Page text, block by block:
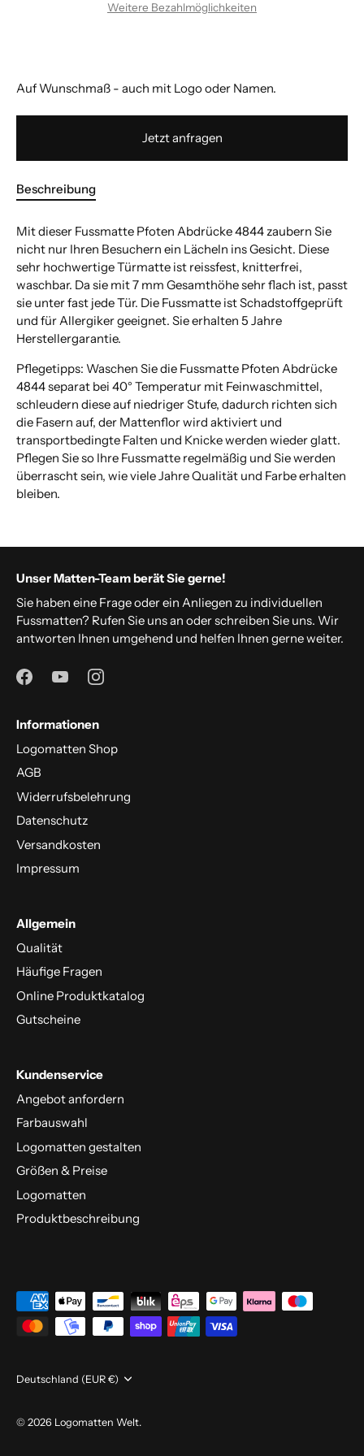
Weitere Bezahlmöglichkeiten
Auf Wunschmaß - auch mit Logo oder Namen.
Jetzt anfragen
Beschreibung
Mit dieser Fussmatte Pfoten Abdrücke 4844 zaubern Sie
nicht nur Ihren Besuchern ein Lächeln ins Gesicht. Diese
sehr hochwertige Türmatte ist reissfest, knitterfrei,
waschbar. Da sie mit 7 mm Gesamthöhe sehr flach ist, passt
sie unter fast jede Tür. Die Fussmatte ist Schadstoffgeprüft
und für Allergiker geeignet. Sie erhalten 5 Jahre
Herstellergarantie.
Pflegetipps: Waschen Sie die Fussmatte Pfoten Abdrücke
4844 separat bei 40° Temperatur mit Feinwaschmittel,
schleudern diese auf niedriger Stufe, dadurch richten sich
die Fasern auf, der Mattenflor wird aktiviert und
transportbedingte Falten und Knicke werden wieder glatt.
Pflegen Sie so Ihre Fussmatte regelmäßig und Sie werden
überrascht sein, wie viele Jahre Qualität und Farbe erhalten
bleiben.
Unser Matten-Team berät Sie gerne!
Sie haben eine Frage oder ein Anliegen zu individuellen
Fussmatten? Rufen Sie uns an oder schreiben Sie uns. Wir
antworten Ihnen umgehend und helfen Ihnen gerne weiter.
Informationen
Logomatten Shop
AGB
Widerrufsbelehrung
Datenschutz
Versandkosten
Impressum
Allgemein
Qualität
Häufige Fragen
Online Produktkatalog
Gutscheine
Kundenservice
Angebot anfordern
Farbauswahl
Logomatten gestalten
Größen & Preise
Logomatten
Produktbeschreibung
Währung
Deutschland (EUR €)
© 2026 Logomatten Welt.